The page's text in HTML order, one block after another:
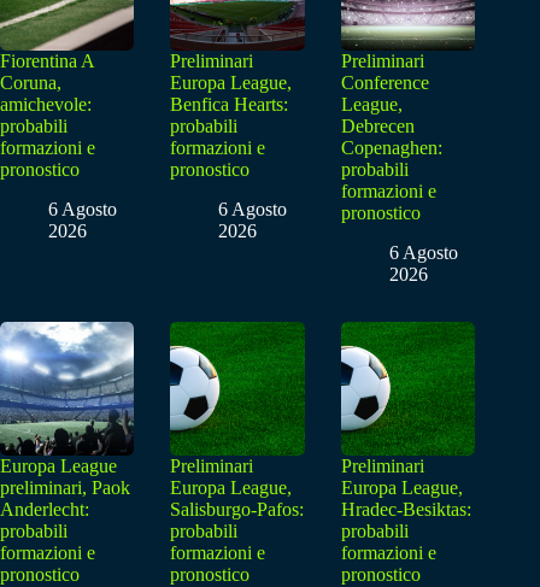
Fiorentina A
Coruna,
amichevole:
probabili
formazioni e
pronostico
6 Agosto
2026
Preliminari
Europa League,
Benfica Hearts:
probabili
formazioni e
pronostico
6 Agosto
2026
Preliminari
Conference
League,
Debrecen
Copenaghen:
probabili
formazioni e
pronostico
6 Agosto
2026
Europa League
preliminari, Paok
Anderlecht:
probabili
formazioni e
pronostico
Preliminari
Europa League,
Salisburgo-Pafos:
probabili
formazioni e
pronostico
Preliminari
Europa League,
Hradec-Besiktas:
probabili
formazioni e
pronostico